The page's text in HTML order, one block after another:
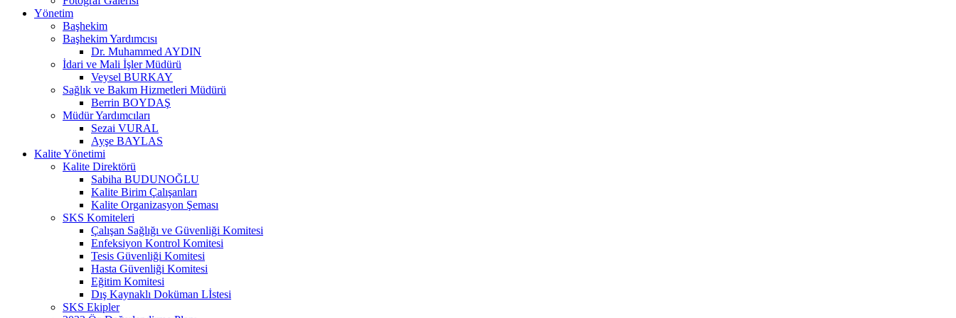
Yönetim
Başhekim
Başhekim Yardımcısı
Dr. Muhammed AYDIN
İdari ve Mali İşler Müdürü
Veysel BURKAY
Sağlık ve Bakım Hizmetleri Müdürü
Berrin BOYDAŞ
Müdür Yardımcıları
Sezai VURAL
Ayşe BAYLAS
Kalite Yönetimi
Kalite Direktörü
Sabiha BUDUNOĞLU
Kalite Birim Çalışanları
Kalite Organizasyon Şeması
SKS Komiteleri
Çalışan Sağlığı ve Güvenliği Komitesi
Enfeksiyon Kontrol Komitesi
Tesis Güvenliği Komitesi
Hasta Güvenliği Komitesi
Eğitim Komitesi
Dış Kaynaklı Doküman Lİstesi
SKS Ekipler